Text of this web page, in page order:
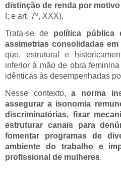
distinção de renda por
I; e art. 7º, XXX).
Trata-se de política pública
assimetrias consolidadas
que, estrutural e
inferior à mão de obra
idênticas às desempenhadas
Nesse contexto,a norma
assegurar a isonomia
discriminatórias, fixar
estruturar canais para
fomentar programas de
ambiente do trabalho e
profissional de mulheres.